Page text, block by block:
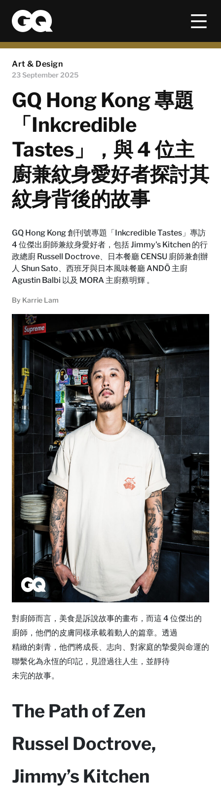
Art & Design
23 September 2025
GQ Hong Kong 專題
「Inkcredible
Tastes」，與 4 位主
廚兼紋身愛好者探討其
紋身背後的故事
GQ Hong Kong 創刊號專題「Inkcredible Tastes」專訪
4 位傑出廚師兼紋身愛好者，包括 Jimmy's Kitchen 的行
政總廚 Russell Doctrove、日本餐廳 CENSU 廚師兼創辦
人 Shun Sato、西班牙與日本風味餐廳 ANDŌ 主廚
Agustin Balbi 以及 MORA 主廚蔡明輝 。
By Karrie Lam
對廚師而言，美食是訴說故事的畫布，而這 4 位傑出的
廚師，他們的皮膚同樣承載着動人的篇章。透過
精緻的刺青，他們將成長、志向、對家庭的摯愛與命運的
聯繫化為永恆的印記，見證過往人生，並靜待
未完的故事。
The Path of Zen
Russel Doctrove,
Jimmy’s Kitchen